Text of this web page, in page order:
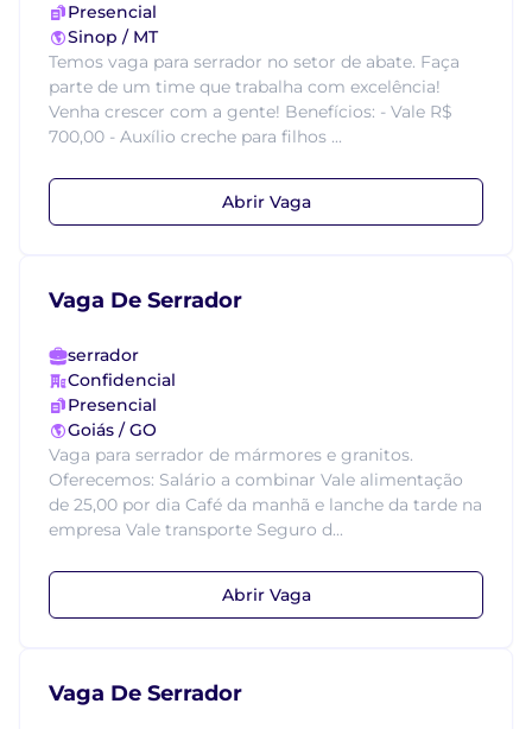
Presencial
Sinop / MT
Temos vaga para serrador no setor de abate. Faça
parte de um time que trabalha com excelência!
Venha crescer com a gente! Benefícios: - Vale R$
700,00 - Auxílio creche para filhos ...
Abrir Vaga
Vaga De Serrador
serrador
Confidencial
Presencial
Goiás / GO
Vaga para serrador de mármores e granitos.
Oferecemos: Salário a combinar Vale alimentação
de 25,00 por dia Café da manhã e lanche da tarde na
empresa Vale transporte Seguro d...
Abrir Vaga
Vaga De Serrador